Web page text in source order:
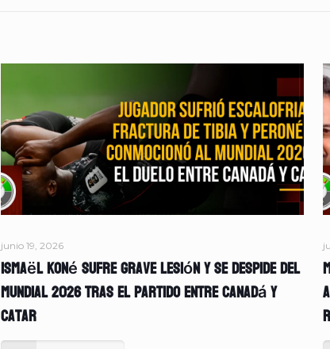
junio 19, 2026
Ismaël Koné sufre grave lesión y se despide del
Mundial 2026 tras el partido entre Canadá y
Catar